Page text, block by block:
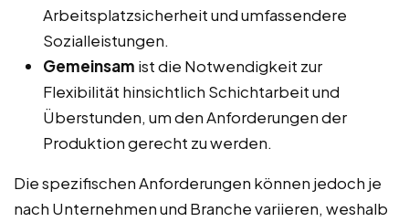
Arbeitsplatzsicherheit und umfassendere
Sozialleistungen.
Gemeinsam ist die Notwendigkeit zur
Flexibilität hinsichtlich Schichtarbeit und
Überstunden, um den Anforderungen der
Produktion gerecht zu werden.
Die spezifischen Anforderungen können jedoch je
nach Unternehmen und Branche variieren, weshalb